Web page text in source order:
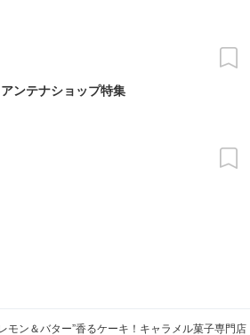
アンテナショップ特集
モン＆バター”香るケーキ！キャラメル菓子専門